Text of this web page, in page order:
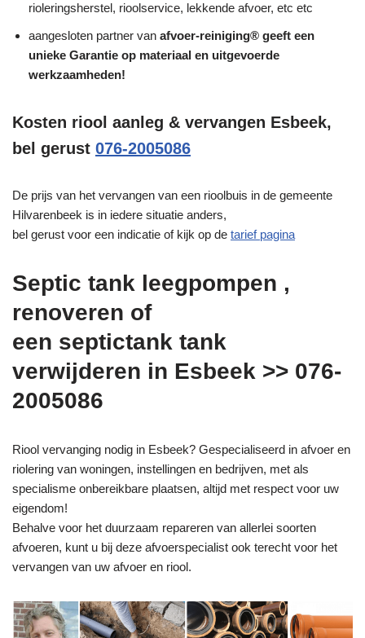
rioleringsherstel, rioolservice, lekkende afvoer, etc etc
aangesloten partner van afvoer-reiniging® geeft een
unieke Garantie op materiaal en uitgevoerde
werkzaamheden!
Kosten riool aanleg & vervangen Esbeek,
bel gerust 076-2005086
De prijs van het vervangen van een rioolbuis in de gemeente
Hilvarenbeek is in iedere situatie anders,
bel gerust voor een indicatie of kijk op de tarief pagina
Septic tank leegpompen ,
renoveren of
een septictank tank
verwijderen in Esbeek >> 076-
2005086
Riool vervanging nodig in Esbeek? Gespecialiseerd in afvoer en
riolering van woningen, instellingen en bedrijven, met als
specialisme onbereikbare plaatsen, altijd met respect voor uw
eigendom!
Behalve voor het duurzaam repareren van allerlei soorten
afvoeren, kunt u bij deze afvoerspecialist ook terecht voor het
vervangen van uw afvoer en riool.